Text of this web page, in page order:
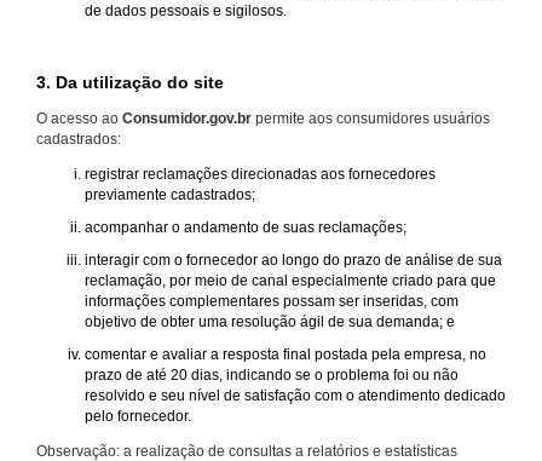
de dados pessoais e sigilosos.
3. Da utilização do site
O acesso ao Consumidor.gov.br permite aos consumidores usuários
cadastrados:
registrar reclamações direcionadas aos fornecedores
previamente cadastrados;
acompanhar o andamento de suas reclamações;
interagir com o fornecedor ao longo do prazo de análise de sua
reclamação, por meio de canal especialmente criado para que
informações complementares possam ser inseridas, com
objetivo de obter uma resolução ágil de sua demanda; e
comentar e avaliar a resposta final postada pela empresa, no
prazo de até 20 dias, indicando se o problema foi ou não
resolvido e seu nível de satisfação com o atendimento dedicado
pelo fornecedor.
Observação: a realização de consultas a relatórios e estatísticas